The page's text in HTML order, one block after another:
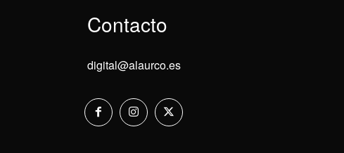
Contacto
digital@alaurco.es